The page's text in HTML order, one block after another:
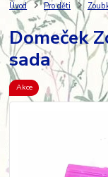
Úvod Pro děti
Domeček
sada
Akce